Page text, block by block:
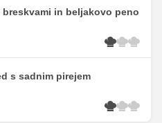
in beljakovo peno
s sadnim pirejem